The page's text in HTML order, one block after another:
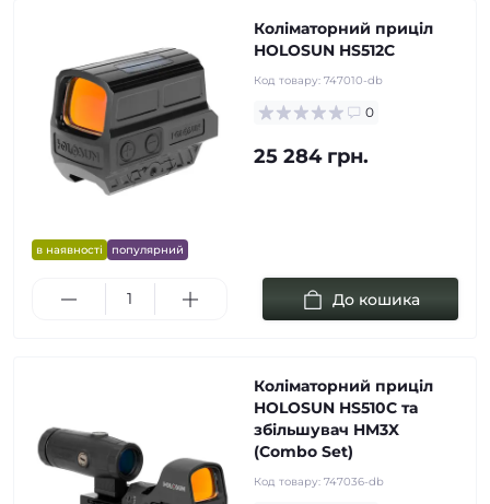
в наявності популярний
Коліматорний приціл
HOLOSUN HS512C
Код товару: 747010-db
0
25 284 грн.
До кошика
Коліматорний приціл
HOLOSUN HS510C та
збільшувач HM3X
(Combo Set)
Код товару: 747036-db